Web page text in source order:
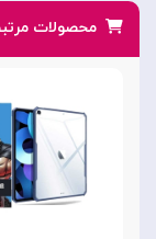
محصولات